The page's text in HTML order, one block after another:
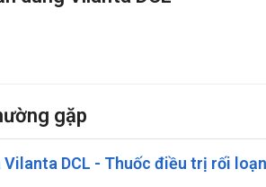
lớn: Uống mỗi lần 1 gói, mỗi ngày sử
trẻ em: Uống nửa gói. Hoặc theo hướng
những người bị chứng rối loạn tiêu hóa,
gặp
Vilanta DCL - Thuốc điều trị rối